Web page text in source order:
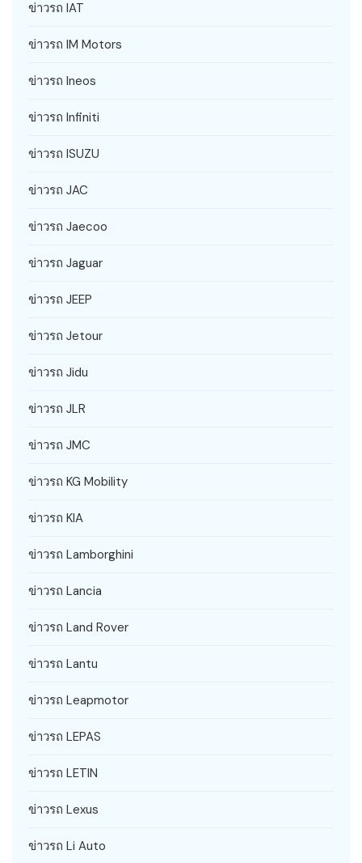
ข่าวรถ IAT
ข่าวรถ IM Motors
ข่าวรถ Ineos
ข่าวรถ Infiniti
ข่าวรถ ISUZU
ข่าวรถ JAC
ข่าวรถ Jaecoo
ข่าวรถ Jaguar
ข่าวรถ JEEP
ข่าวรถ Jetour
ข่าวรถ Jidu
ข่าวรถ JLR
ข่าวรถ JMC
ข่าวรถ KG Mobility
ข่าวรถ KIA
ข่าวรถ Lamborghini
ข่าวรถ Lancia
ข่าวรถ Land Rover
ข่าวรถ Lantu
ข่าวรถ Leapmotor
ข่าวรถ LEPAS
ข่าวรถ LETIN
ข่าวรถ Lexus
ข่าวรถ Li Auto